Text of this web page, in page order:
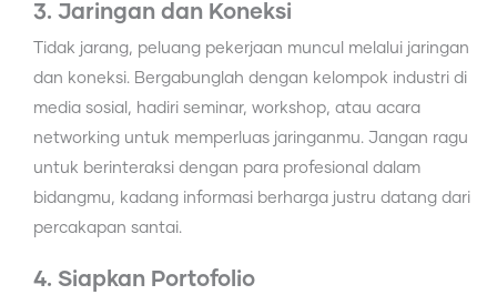
3. Jaringan dan Koneksi
Tidak jarang, peluang pekerjaan muncul melalui jaringan
dan koneksi. Bergabunglah dengan kelompok industri di
media sosial, hadiri seminar, workshop, atau acara
networking untuk memperluas jaringanmu. Jangan ragu
untuk berinteraksi dengan para profesional dalam
bidangmu, kadang informasi berharga justru datang dari
percakapan santai.
4. Siapkan Portofolio